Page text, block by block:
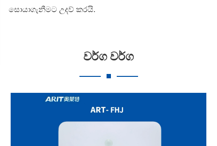
සොයාගැනීමට උදව් කරයි.
වර්ග වර්ග